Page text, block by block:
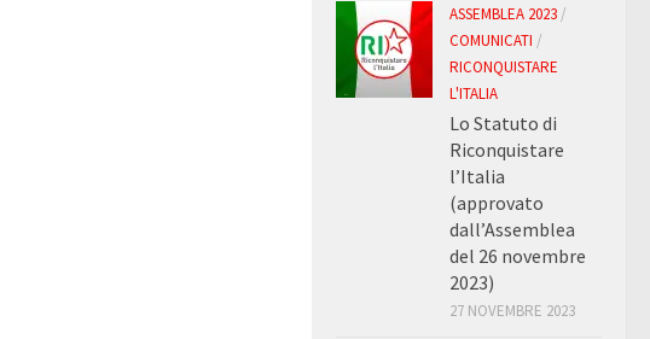
ASSEMBLEA 2023 /
COMUNICATI /
RICONQUISTARE
L'ITALIA
Lo Statuto di
Riconquistare
l’Italia
(approvato
dall’Assemblea
del 26 novembre
2023)
27 NOVEMBRE 2023